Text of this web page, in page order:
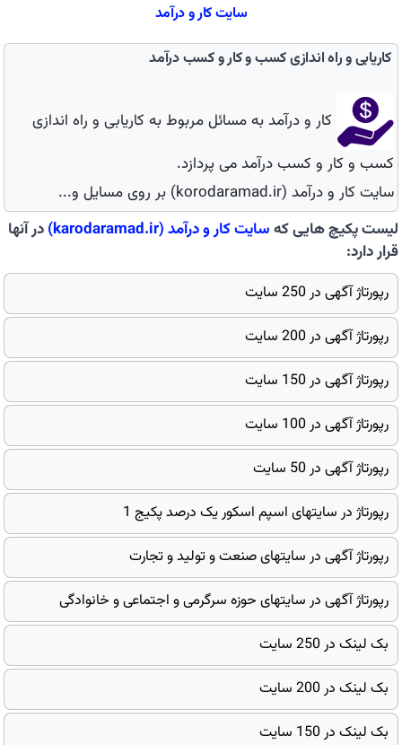
سایت كار و درآمد
کاریابی و راه اندازی کسب و کار و کسب درآمد
کار و درآمد به مسائل مربوط به کاریابی و راه اندازی
کسب و کار و کسب درآمد می پردازد.
سایت کار و درآمد (korodaramad.ir) بر روی مسایل و...
لیست پکیچ هایی کهسایتكار و درآمد(karodaramad.ir)
در آنها
قرار دارد:
رپورتاژ آگهی در 250 سایت
رپورتاژ آگهی در 200 سایت
رپورتاژ آگهی در 150 سایت
رپورتاژ آگهی در 100 سایت
رپورتاژ آگهی در 50 سایت
رپورتاژ در سایتهای اسپم اسکور یک درصد پکیج 1
رپورتاژ آگهی در سایتهای صنعت و تولید و تجارت
رپورتاژ آگهی در سایتهای حوزه سرگرمی و اجتماعی و خانوادگی
بک لینک در 250 سایت
بک لینک در 200 سایت
بک لینک در 150 سایت